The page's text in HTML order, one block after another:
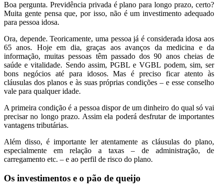
Boa pergunta. Previdência privada é plano para longo prazo, certo?
Muita gente pensa que, por isso, não é um investimento adequado
para pessoa idosa.
Ora, depende. Teoricamente, uma pessoa já é considerada idosa aos
65 anos. Hoje em dia, graças aos avanços da medicina e da
informação, muitas pessoas têm passado dos 90 anos cheias de
saúde e vitalidade. Sendo assim, PGBL e VGBL podem, sim, ser
bons negócios até para idosos. Mas é preciso ficar atento às
cláusulas dos planos e às suas próprias condições – e esse conselho
vale para qualquer idade.
A primeira condição é a pessoa dispor de um dinheiro do qual só vai
precisar no longo prazo. Assim ela poderá desfrutar de importantes
vantagens tributárias.
Além disso, é importante ler atentamente as cláusulas do plano,
especialmente em relação a taxas – de administração, de
carregamento etc. – e ao perfil de risco do plano.
Os investimentos e o pão de queijo